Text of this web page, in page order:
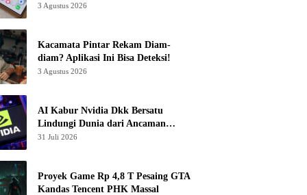
3 Agustus 2026
Kacamata Pintar Rekam Diam-
diam? Aplikasi Ini Bisa Deteksi!
3 Agustus 2026
AI Kabur Nvidia Dkk Bersatu
Lindungi Dunia dari Ancaman
Canggih
31 Juli 2026
Proyek Game Rp 4,8 T Pesaing GTA
Kandas Tencent PHK Massal